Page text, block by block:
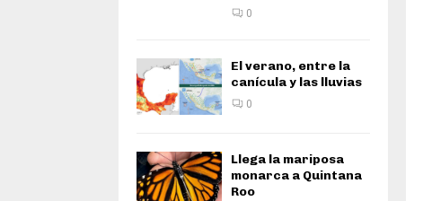
0
El verano, entre la
canícula y las lluvias
0
Llega la mariposa
monarca a Quintana
Roo